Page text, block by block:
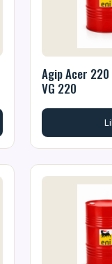
Agip Acer
VG 220